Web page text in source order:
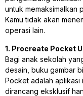
untuk memaksimalkan
Kamu tidak akan
operasi lain.
1. Procreate Pocket
Bagi anak sekolah
desain, buku gambar
Pocket adalah aplikasi
dirancang eksklusif